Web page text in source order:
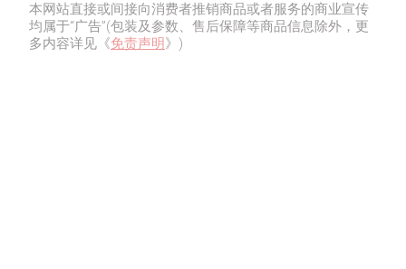
本网站直接或间接向消费者推销商品或者服务的商业宣传
均属于“广告”(包装及参数、售后保障等商品信息除外，更
多内容详见《免责声明》)